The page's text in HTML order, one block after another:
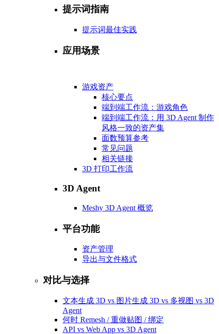
提示词指南
提示词最佳实践
应用场景
游戏资产
核心要点
端到端工作流：游戏角色
端到端工作流：用 3D Agent 制作
风格一致的资产集
面数预算参考
常见问题
相关链接
3D 打印工作流
3D Agent
Meshy 3D Agent 概览
平台功能
资产管理
导出与文件格式
对比与选择
文本生成 3D vs 图片生成 3D vs 多视图 vs 3D
Agent
何时 Remesh / 重做贴图 / 绑定
API vs Web App vs 3D Agent